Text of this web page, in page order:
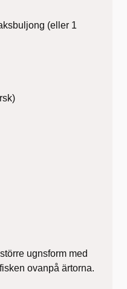
(eller 1
ugnsform med
ovanpå ärtorna.